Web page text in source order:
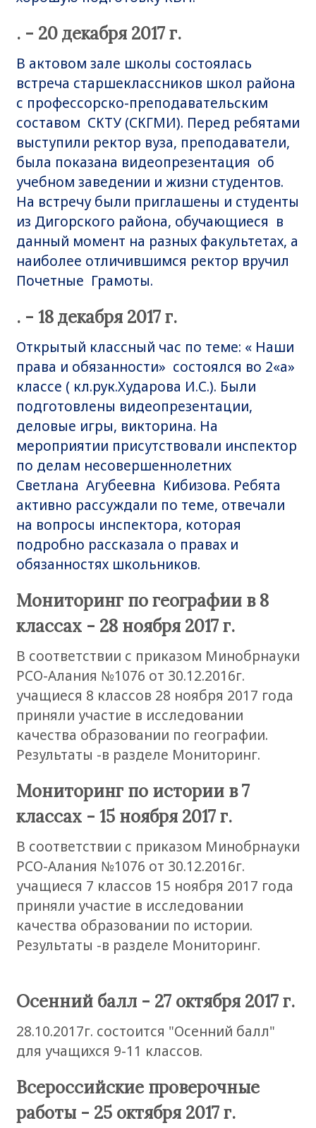
. - 20 декабря 2017 г.
В актовом зале школы состоялась
встреча старшеклассников школ района
с профессорско-преподавательским
составом СКТУ (СКГМИ). Перед ребятами
выступили ректор вуза, преподаватели,
была показана видеопрезентация об
учебном заведении и жизни студентов.
На встречу были приглашены и студенты
из Дигорского района, обучающиеся в
данный момент на разных факультетах, а
наиболее отличившимся ректор вручил
Почетные Грамоты.
. - 18 декабря 2017 г.
Открытый классный час по теме: « Наши
права и обязанности» состоялся во 2«а»
классе ( кл.рук.Хударова И.С.). Были
подготовлены видеопрезентации,
деловые игры, викторина. На
мероприятии присутствовали инспектор
по делам несовершеннолетних
Светлана Агубеевна Кибизова. Ребята
активно рассуждали по теме, отвечали
на вопросы инспектора, которая
подробно рассказала о правах и
обязанностях школьников.
Мониторинг по географии в 8
классах - 28 ноября 2017 г.
В соответствии с приказом Минобрнауки
РСО-Алания №1076 от 30.12.2016г.
учащиеся 8 классов 28 ноября 2017 года
приняли участие в исследовании
качества образовании по географии.
Результаты -в разделе Мониторинг.
Мониторинг по истории в 7
классах - 15 ноября 2017 г.
В соответствии с приказом Минобрнауки
РСО-Алания №1076 от 30.12.2016г.
учащиеся 7 классов 15 ноября 2017 года
приняли участие в исследовании
качества образовании по истории.
Результаты -в разделе Мониторинг.
Осенний балл - 27 октября 2017 г.
28.10.2017г. состоится "Осенний балл"
для учащихся 9-11 классов.
Всероссийские проверочные
работы - 25 октября 2017 г.